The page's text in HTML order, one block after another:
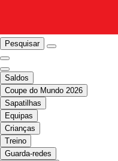
Pesquisar
Saldos
Coupe do Mundo 2026
Sapatilhas
Equipas
Crianças
Treino
Guarda-redes